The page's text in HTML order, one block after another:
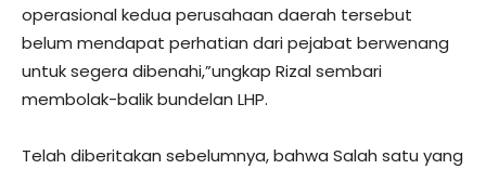
operasional kedua perusahaan daerah tersebut
belum mendapat perhatian dari pejabat berwenang
untuk segera dibenahi,”ungkap Rizal sembari
membolak-balik bundelan LHP.
Telah diberitakan sebelumnya, bahwa Salah satu yang